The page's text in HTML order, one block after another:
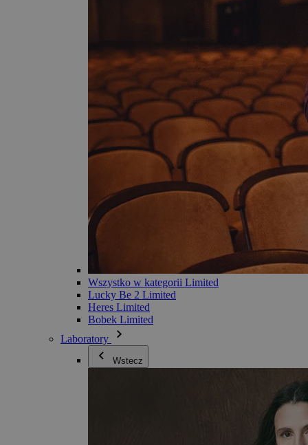
Wszystko w kategorii Limited
Lucky Be 2 Limited
Heres Limited
Bobek Limited
Laboratory
Wstecz